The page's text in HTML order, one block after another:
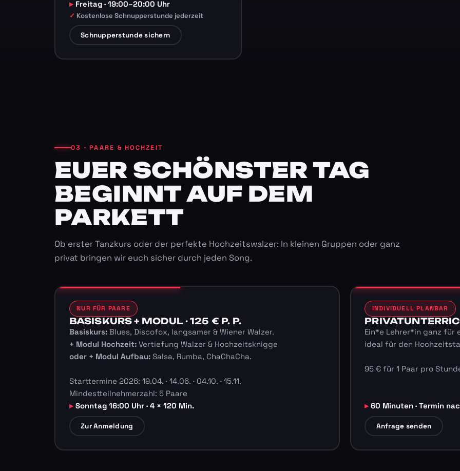
Freitag · 19:00–20:00 Uhr
Kostenlose Schnupperstunde jederzeit
Schnupperstunde sichern
03 · PAARE & HOCHZEIT
EUER SCHÖNSTER TAG
BEGINNT AUF DEM
PARKETT
Ob erster Tanzkurs oder der perfekte Hochzeitswalzer: In kleinen Gruppen oder ganz
privat bringen wir euch sicher durch jeden Song.
NUR FÜR PAARE
BASISKURS + MODUL · 125 € P. P.
Basiskurs:Blues, Discofox, langsamer & Wiener Walzer.
+ Modul Hochzeit:Vertiefung Walzer & Hochzeitsknigge
oder + Modul Aufbau:Salsa, Rumba, ChaChaCha.
Starttermine 2026: 19.04. · 14.06. · 04.10. · 15.11.
Mindestteilnehmerzahl: 5 Paare
Sonntag 16:00 Uhr · 4 × 120 Min.
Zur Anmeldung
INDIVIDUELL PLANBAR
Ein*e Lehrer*in ganz für
ideal für den
95 € für 1 Paar pro
60 Minuten · Termin
Anfrage senden